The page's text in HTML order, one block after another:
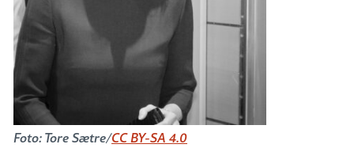
Foto: Tore Sætre/CC BY-SA 4.0